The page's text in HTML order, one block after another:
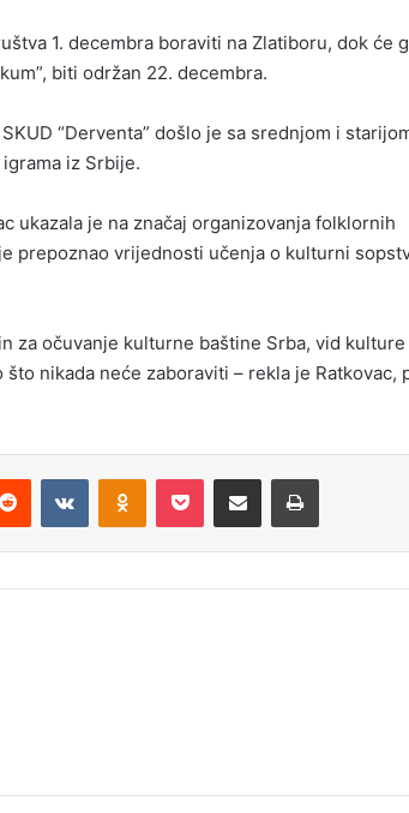
1. decembra boraviti na Zlatiboru, dok će
biti održan 22. decembra.
“Derventa” došlo je sa srednjom i
iz Srbije.
ukazala je na značaj organizovanja folklornih
prepoznao vrijednosti učenja o kulturni
za očuvanje kulturne baštine Srba, vid
nikada neće zaboraviti – rekla je Ratkovac,